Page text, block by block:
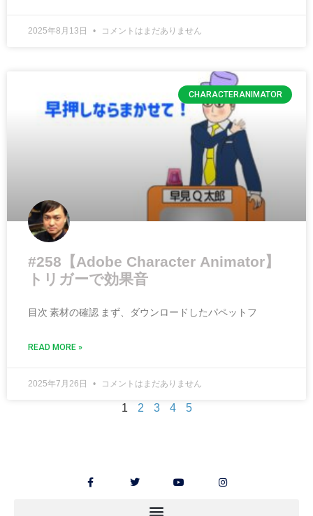
2025年8月13日 コメントはまだありません
CHARACTERANIMATOR
#258【Adobe Character Animator】
トリガーで効果音
目次 素材の確認 まず、ダウンロードしたパペットフ
READ MORE »
2025年7月26日 コメントはまだありません
1 2 3 4 5